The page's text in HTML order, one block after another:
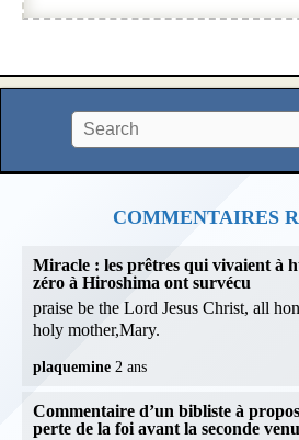
COMMENTAIRES
Miracle : les prêtres qui vivaient à
zéro à Hiroshima ont survécu
praise be the Lord Jesus Christ, all
holy mother,Mary.
plaquemine 2 ans
Commentaire d’un bibliste à
perte de la foi avant la seconde